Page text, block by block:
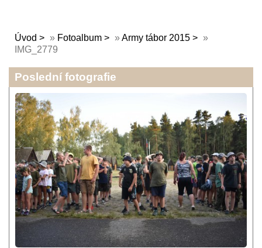
Úvod » Fotoalbum »Army tábor 2015
»
IMG_2779
Poslední fotografie